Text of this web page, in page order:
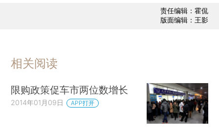
责任编辑：霍侃
版面编辑：王影
相关阅读
限购政策促车市两位数增长
2014年01月09日 APP打开